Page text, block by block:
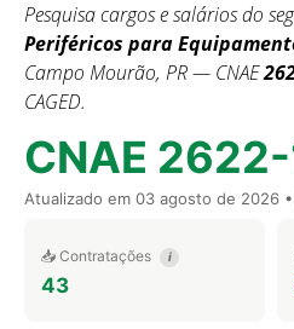
Pesquisa cargos e salários do
Periféricos para
Campo Mourão, PR — CNAE
CAGED.
CNAE
Atualizado em 03 agosto de 2026
📥 Contratações i
43